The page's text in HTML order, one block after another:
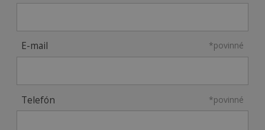
E-mail *povinné
Telefón *povinné